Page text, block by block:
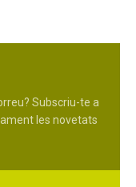
Subscriu-te a
les novetats